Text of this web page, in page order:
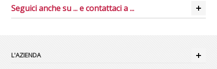
Seguici anche su ... e contattaci a ...
L'AZIENDA